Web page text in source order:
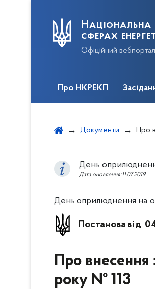
Національна
сферах
Офіційний
Про НКРЕКП
Документи Про
День
Дата оновлення:11.07.2019
День оприлюднення на
Постанова від
Про внесення
року № 113